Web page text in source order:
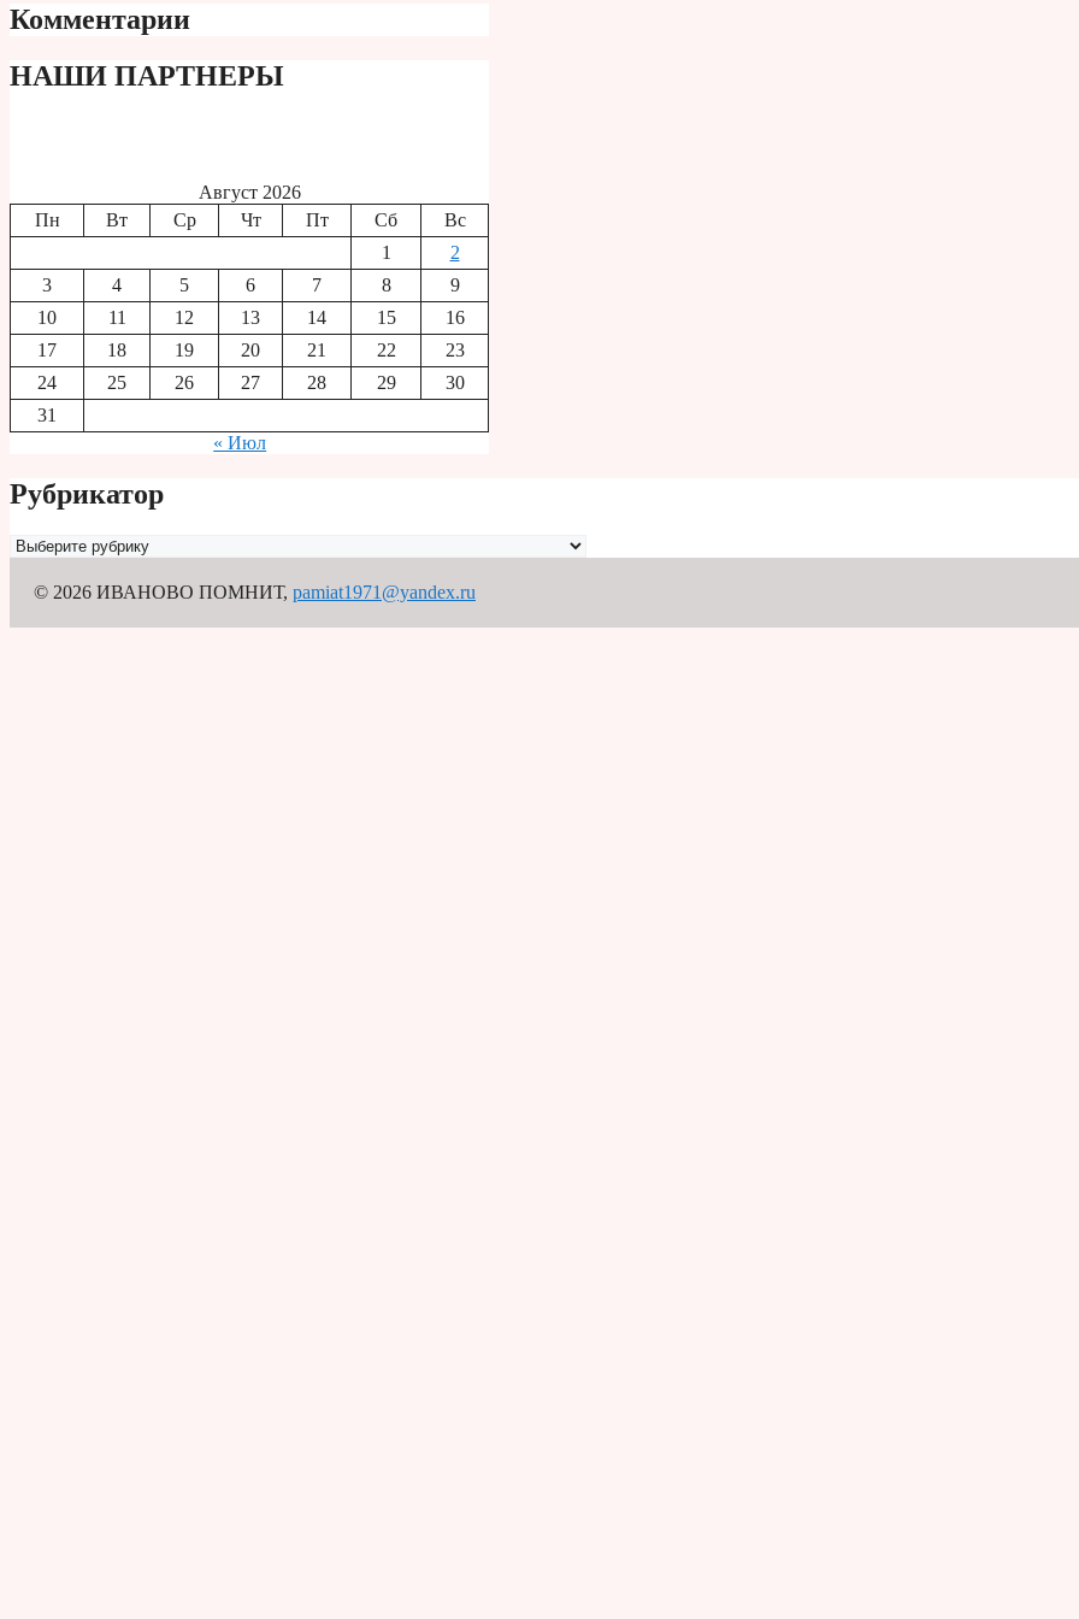
Комментарии
НАШИ ПАРТНЕРЫ
Август 2026
Пн
Вт Ср Чт Пт Сб
Вс
1
2
3
4 5 6 7 8
9
10
11 12 13 14 15
16
17
18 19 20 21 22
23
24
25 26 27 28 29
30
31
« Июл
Рубрикатор
Рубрикатор
© 2026 ИВАНОВО ПОМНИТ, pamiat1971@yandex.ru